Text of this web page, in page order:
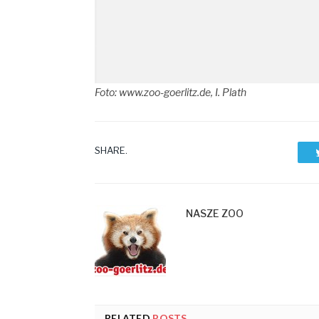
Foto: www.zoo-goerlitz.de, I. Plath
SHARE.
NASZE ZOO